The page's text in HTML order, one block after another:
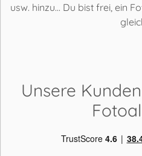
usw. hinzu... Du bist frei, ein
Unsere